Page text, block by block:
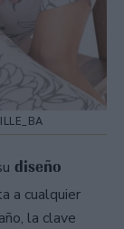
diseño
a cualquier
la clave